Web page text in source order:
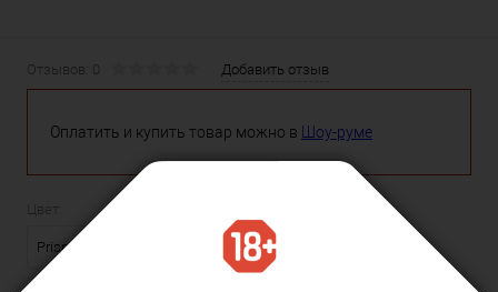
Отзывов: 0 Добавить отзыв
Оплатить и купить товар можно в Шоу-руме
Цвет:
Prism Gunmetal